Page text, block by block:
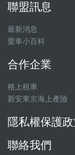
聯盟訊息
最新消息
愛車小百科
合作企業
格上租車
新安東京海上產險
隱私權保護
聯絡我們